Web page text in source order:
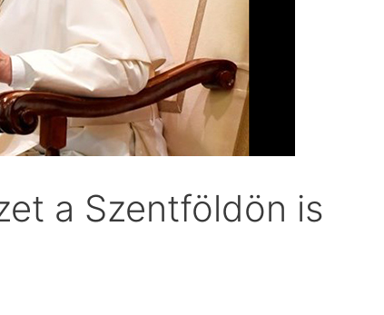
a Szentföldön is